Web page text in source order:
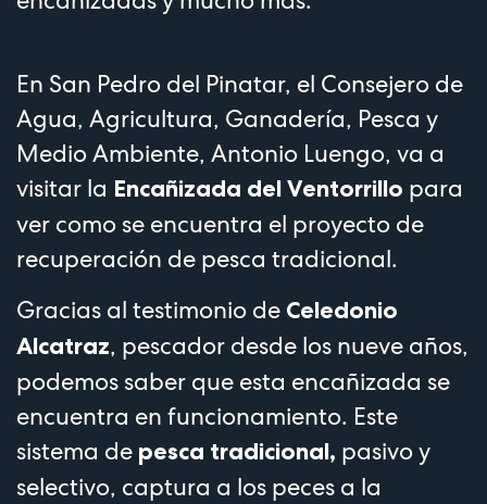
En San Pedro del Pinatar, el Consejero de
Agua, Agricultura, Ganadería, Pesca y
Medio Ambiente, Antonio Luengo, va a
visitar la Encañizada del Ventorrillo para
ver como se encuentra el proyecto de
recuperación de pesca tradicional.
Gracias al testimonio de Celedonio
Alcatraz, pescador desde los nueve años,
podemos saber que esta encañizada se
encuentra en funcionamiento. Este
sistema de pesca tradicional, pasivo y
selectivo, captura a los peces a la